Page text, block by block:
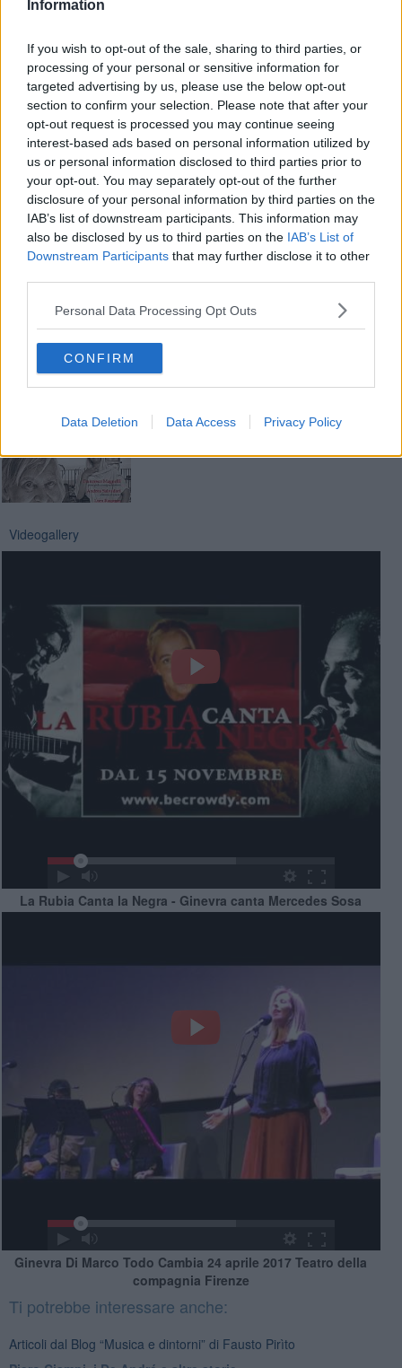
Information
If you wish to opt-out of the sale, sharing to third parties, or
processing of your personal or sensitive information for
targeted advertising by us, please use the below opt-out
section to confirm your selection. Please note that after your
opt-out request is processed you may continue seeing
interest-based ads based on personal information utilized by
us or personal information disclosed to third parties prior to
your opt-out. You may separately opt-out of the further
disclosure of your personal information by third parties on the
IAB’s list of downstream participants. This information may
also be disclosed by us to third parties on the IAB’s List of
Downstream Participants that may further disclose it to other
Personal Data Processing Opt Outs
CONFIRM
Data Deletion Data Access Privacy Policy
poetico-musicale
Fausto Pirìto
Se vuoi leggere le notizie principali della Toscana iscriviti alla
Newsletter QUInews - ToscanaMedia.Arriva gratis tutti i giorni
alle 20:00 direttamente nella tua casella di posta.
Basta cliccareQUI
Fotogallery
Videogallery
La Rubia Canta la Negra - Ginevra canta Mercedes Sosa
Ginevra Di Marco Todo Cambia 24 aprile 2017 Teatro della
compagnia Firenze
Ti potrebbe interessare anche:
Articoli dal Blog “Musica e dintorni” di Fausto Pirìto